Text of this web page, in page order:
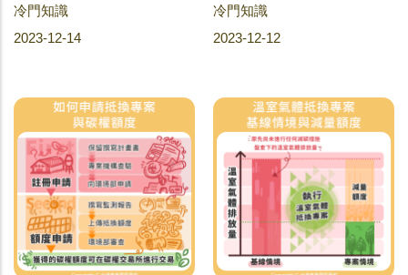
冷門知識
2023-12-14
冷門知識
2023-12-12